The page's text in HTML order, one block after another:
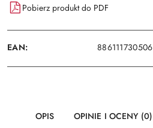
Pobierz produkt do PDF
EAN: 886111730506
OPIS OPINIE I OCENY (0)